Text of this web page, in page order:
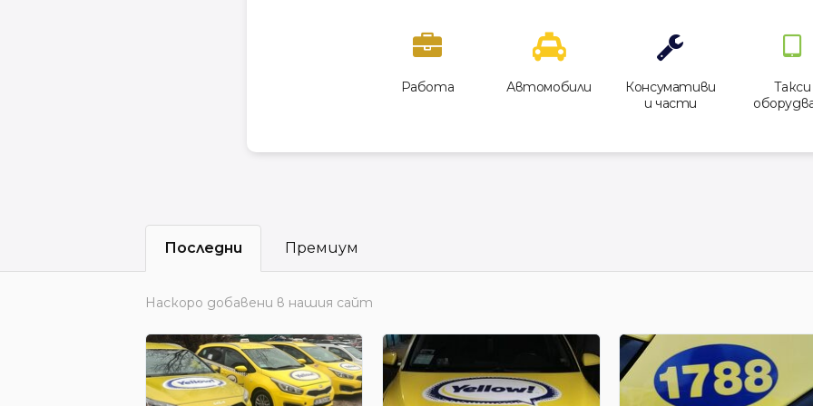
Работа Автомобили
Консумативи
и части
Такси
Последни Премиум
Наскоро добавени в нашия сайт